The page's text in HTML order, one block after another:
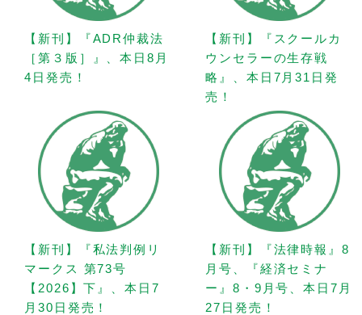
【新刊】『ADR仲裁法
［第３版］』、本日8月
4日発売！
【新刊】『スクールカ
ウンセラーの生存戦
略』、本日7月31日発
売！
【新刊】『私法判例リ
マークス 第73号
【2026】下』、本日7
月30日発売！
【新刊】『法律時報』8
月号、『経済セミナ
ー』8・9月号、本日7月
27日発売！